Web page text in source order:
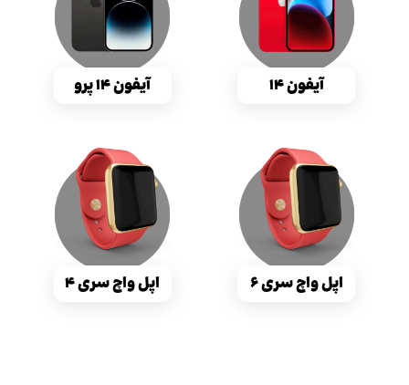
آیفون ۱۴ آیفون ۱۴ پرو
اپل واچ سری ۶ اپل واچ سری ۴